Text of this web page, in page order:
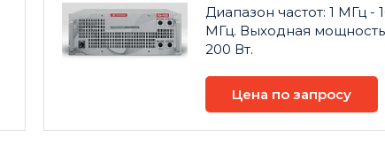
Диапазон частот: 1 МГц -
МГц. Выходная
200 Вт.
Цена по запросу